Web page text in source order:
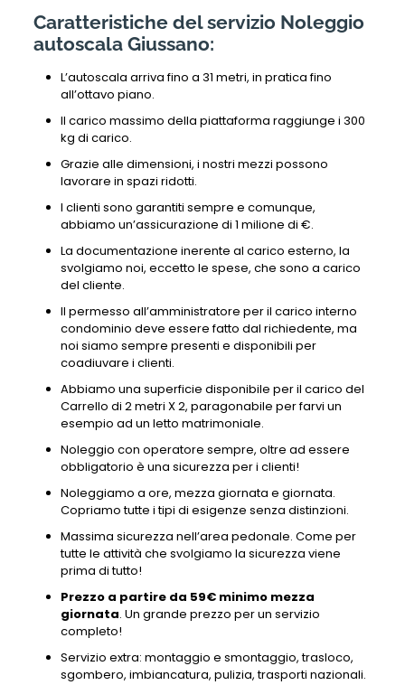
Caratteristiche del servizio Noleggio
autoscala Giussano:
L’autoscala arriva fino a 31 metri, in pratica fino
all’ottavo piano.
Il carico massimo della piattaforma raggiunge i 300
kg di carico.
Grazie alle dimensioni, i nostri mezzi possono
lavorare in spazi ridotti.
I clienti sono garantiti sempre e comunque,
abbiamo un’assicurazione di 1 milione di €.
La documentazione inerente al carico esterno, la
svolgiamo noi, eccetto le spese, che sono a carico
del cliente.
Il permesso all’amministratore per il carico interno
condominio deve essere fatto dal richiedente, ma
noi siamo sempre presenti e disponibili per
coadiuvare i clienti.
Abbiamo una superficie disponibile per il carico del
Carrello di 2 metri X 2, paragonabile per farvi un
esempio ad un letto matrimoniale.
Noleggio con operatore sempre, oltre ad essere
obbligatorio è una sicurezza per i clienti!
Noleggiamo a ore, mezza giornata e giornata.
Copriamo tutte i tipi di esigenze senza distinzioni.
Massima sicurezza nell’area pedonale. Come per
tutte le attività che svolgiamo la sicurezza viene
prima di tutto!
Prezzo a partire da 59€ minimo mezza
giornata. Un grande prezzo per un servizio
completo!
Servizio extra: montaggio e smontaggio, trasloco,
sgombero, imbiancatura, pulizia, trasporti nazionali.